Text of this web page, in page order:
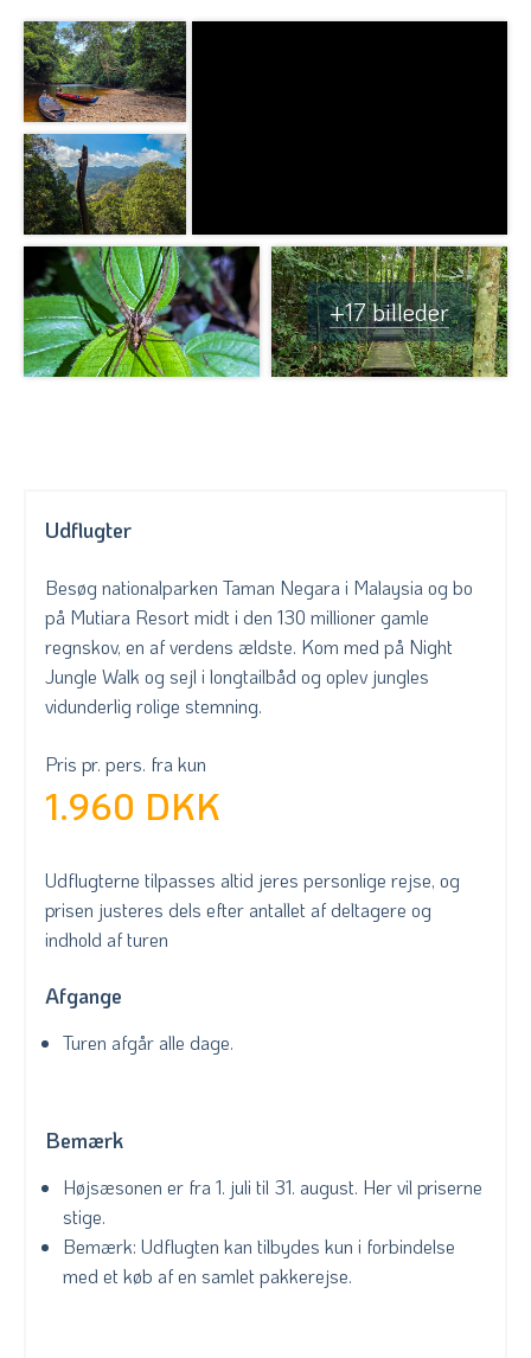
+17 billeder
Udflugter
Besøg nationalparken Taman Negara i Malaysia og bo
på Mutiara Resort midt i den 130 millioner gamle
regnskov, en af verdens ældste. Kom med på Night
Jungle Walk og sejl i longtailbåd og oplev jungles
vidunderlig rolige stemning.
Pris pr. pers. fra kun
1.960 DKK
Udflugterne tilpasses altid jeres personlige rejse, og
prisen justeres dels efter antallet af deltagere og
indhold af turen
Afgange
Turen afgår alle dage.
Bemærk
Højsæsonen er fra 1. juli til 31. august. Her vil priserne
stige.
Bemærk: Udflugten kan tilbydes kun i forbindelse
med et køb af en samlet pakkerejse.